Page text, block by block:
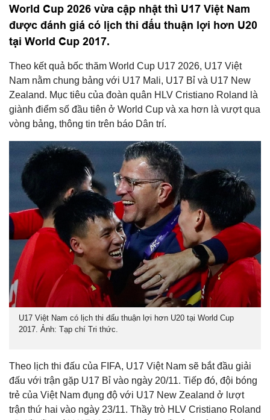
World Cup 2026 vừa cập nhật thì U17 Việt Nam
được đánh giá có lịch thi đấu thuận lợi hơn U20
tại World Cup 2017.
Theo kết quả bốc thăm World Cup U17 2026, U17 Việt
Nam nằm chung bảng với U17 Mali, U17 Bỉ và U17 New
Zealand. Mục tiêu của đoàn quân HLV Cristiano Roland là
giành điểm số đầu tiên ở World Cup và xa hơn là vượt qua
vòng bảng, thông tin trên báo Dân trí.
U17 Việt Nam có lịch thi đấu thuận lợi hơn U20 tại World Cup
2017. Ảnh: Tạp chí Tri thức.
Theo lịch thi đấu của FIFA, U17 Việt Nam sẽ bắt đầu giải
đấu với trận gặp U17 Bỉ vào ngày 20/11. Tiếp đó, đội bóng
trẻ của Việt Nam đụng độ với U17 New Zealand ở lượt
trận thứ hai vào ngày 23/11. Thầy trò HLV Cristiano Roland